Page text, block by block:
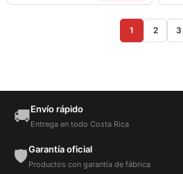
1 2 3
🚚Envío rápido
Entrega en todo Costa Rica
🛡️Garantía oficial
Productos con garantía de fábrica